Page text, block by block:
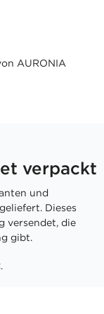
AURONIA
verpackt
und
Dieses
versendet, die
gibt.